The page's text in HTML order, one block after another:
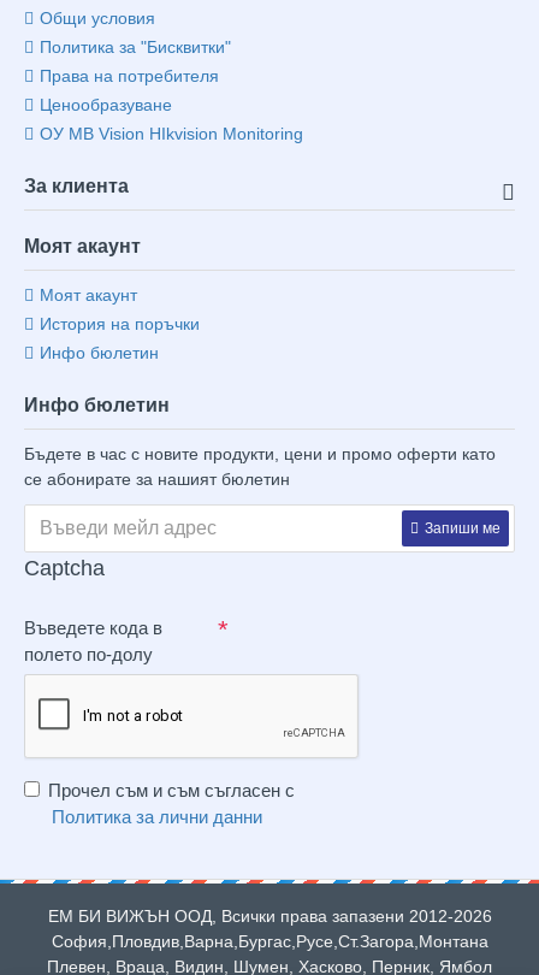
Общи условия
Политика за "Бисквитки"
Права на потребителя
Ценообразуване
ОУ MB Vision HIkvision Monitoring
За клиента
Моят акаунт
Моят акаунт
История на поръчки
Инфо бюлетин
Инфо бюлетин
Бъдете в час с новите продукти, цени и промо оферти като
се абонирате за нашият бюлетин
Запиши ме
Captcha
Въведете кода в
полето по-долу
Прочел съм и съм съгласен с
Политика за лични данни
ЕМ БИ ВИЖЪН ООД, Всички права запазени 2012-2026
София,Пловдив,Варна,Бургас,Русе,Ст.Загора,Монтана
Плевен, Враца, Видин, Шумен, Хасково, Перник, Ямбол